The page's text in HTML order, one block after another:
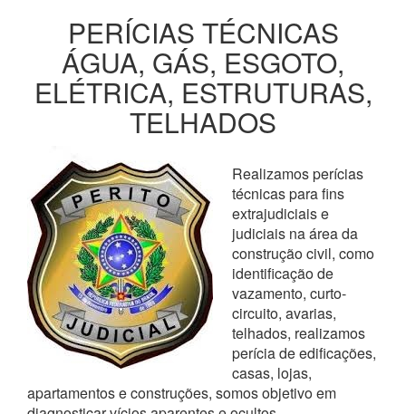
PERÍCIAS TÉCNICAS
ÁGUA, GÁS, ESGOTO,
ELÉTRICA, ESTRUTURAS,
TELHADOS
Realizamos perícias
técnicas para fins
extrajudiciais e
judiciais na área da
construção civil, como
identificação de
vazamento, curto-
circuito, avarias,
telhados, realizamos
perícia de edificações,
casas, lojas,
apartamentos e construções, somos objetivo em